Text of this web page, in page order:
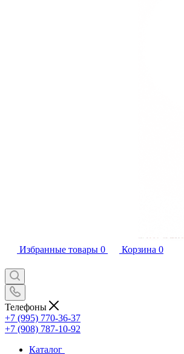
Избранные товары 0 Корзина 0
Телефоны
+7 (995) 770-36-37
+7 (908) 787-10-92
Каталог